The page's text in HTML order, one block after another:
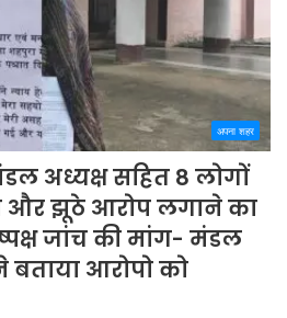
अपना शहर
अध्यक्ष सहित 8 लोगों
और झूठे आरोप लगाने का
जांच की मांग- मंडल
आरोपो को